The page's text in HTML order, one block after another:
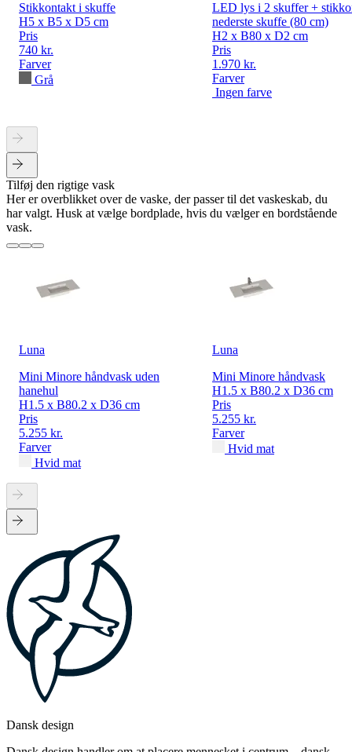
Stikkontakt i skuffe
H5 x B5 x D5 cm
Pris
740 kr.
Farver
Grå
LED lys i 2 skuffer +
nederste skuffe (80 cm)
H2 x B80 x D2 cm
Pris
1.970 kr.
Farver
Ingen farve
Tilføj den rigtige vask
Her er overblikket over de vaske, der passer til det vaskeskab, du
har valgt. Husk at vælge bordplade, hvis du vælger en bordstående
vask.
Luna
Mini Minore håndvask uden
hanehul
H1.5 x B80.2 x D36 cm
Pris
5.255 kr.
Farver
Hvid mat
Luna
Mini Minore håndvask
H1.5 x B80.2 x D36 cm
Pris
5.255 kr.
Farver
Hvid mat
Dansk design